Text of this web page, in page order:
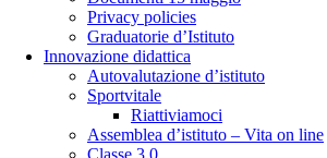
Privacy policies
Graduatorie d’Istituto
Innovazione didattica
Autovalutazione d’istituto
Sportvitale
Riattiviamoci
Assemblea d’istituto – Vita on line
Classe 3.0